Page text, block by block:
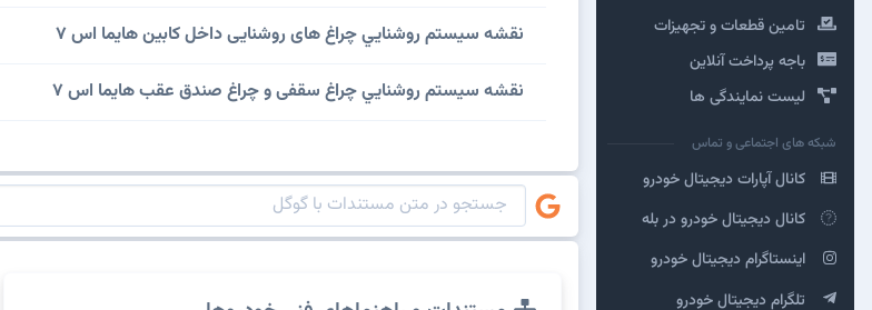
تامین قطعات و تجهیزات
باجه پرداخت آنلاین
لیست نمایندگی ها
شبکه های اجتماعی و تماس
کانال آپارات دیجیتال خودرو
کانال دیجیتال خودرو در بله
اینستاگرام دیجیتال خودرو
تلگرام دیجیتال خودرو
نقشه سيستم روشنايي چراغ های روشنایی داخل کابین هایما اس 7
نقشه سيستم روشنايي چراغ سقفی و چراغ صندق عقب هایما اس 7